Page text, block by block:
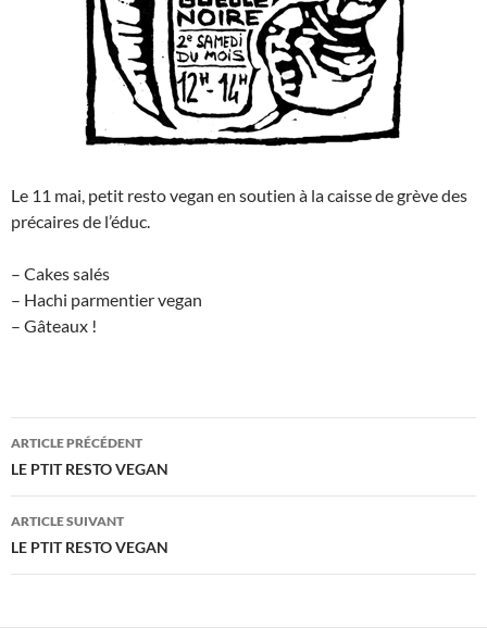
Le 11 mai, petit resto vegan en soutien à la caisse de grève des
précaires de l’éduc.
– Cakes salés
– Hachi parmentier vegan
– Gâteaux !
Navigation
des
articles
ARTICLE PRÉCÉDENT
LE PTIT RESTO VEGAN
ARTICLE SUIVANT
LE PTIT RESTO VEGAN